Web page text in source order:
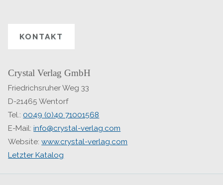
KONTAKT
Crystal Verlag GmbH
Friedrichsruher Weg 33
D-21465 Wentorf
Tel.: 0049 (0)40 71001568
E-Mail:info@crystal-verlag.com
Website:www.crystal-verlag.com
Letzter Katalog